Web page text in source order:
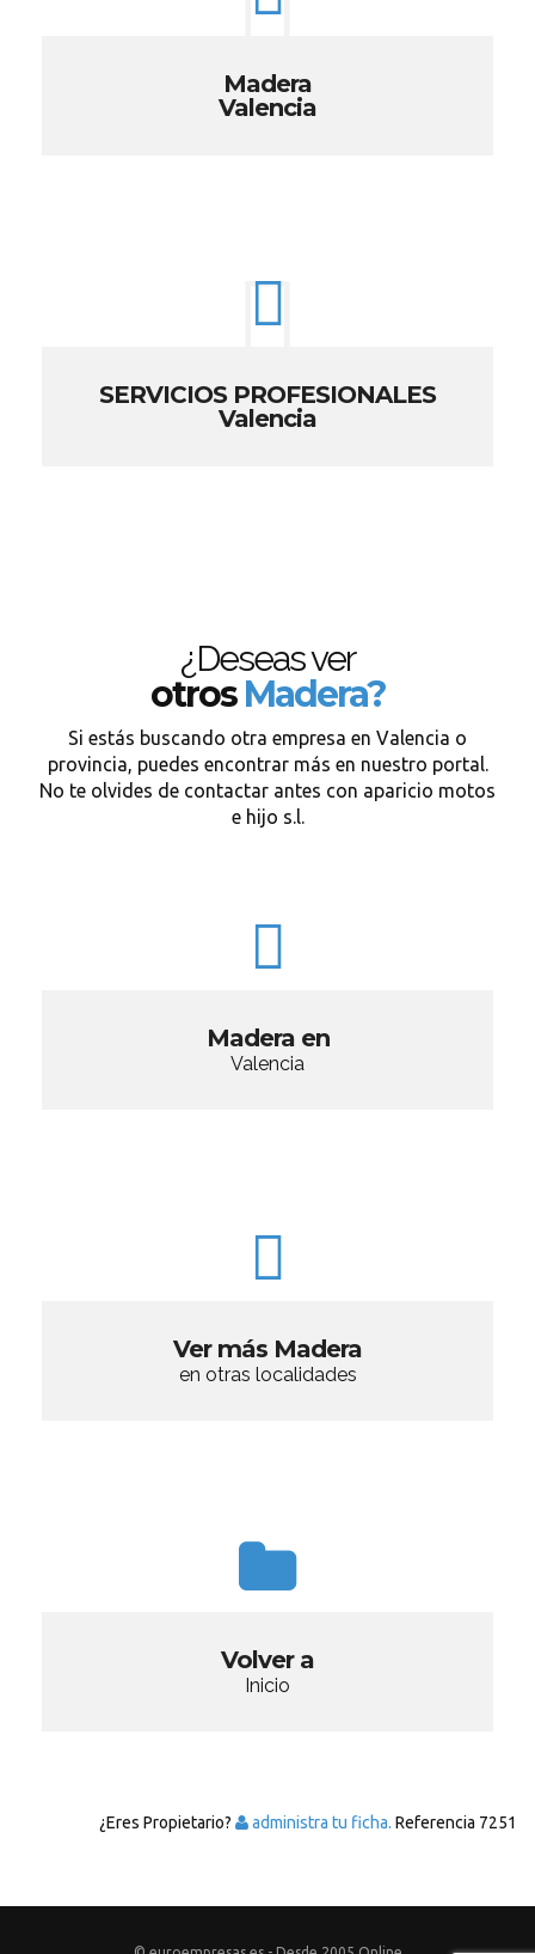
Madera
Valencia
SERVICIOS PROFESIONALES
Valencia
¿Deseas ver
otrosMadera?
Si estás buscando otra empresa en Valencia o
provincia, puedes encontrar más en nuestro portal.
No te olvides de contactar antes con aparicio motos
e hijo s.l.
Madera en
Valencia
Ver más Madera
en otras localidades
Volver a
Inicio
¿Eres Propietario? administra tu ficha. Referencia 7251